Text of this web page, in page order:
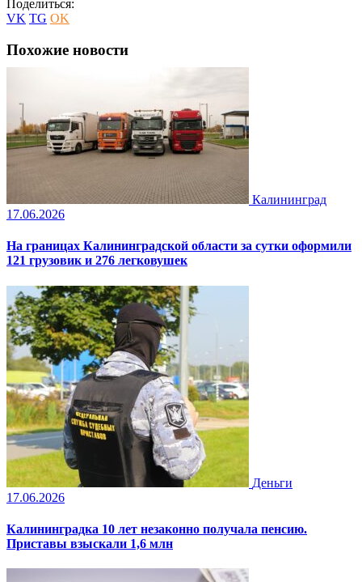
Поделиться:
VK TG OK
Похожие новости
Калининград
17.06.2026
На границах Калининградской области за сутки оформили
121 грузовик и 276 легковушек
Деньги
17.06.2026
Калининградка 10 лет незаконно получала пенсию.
Приставы взыскали 1,6 млн